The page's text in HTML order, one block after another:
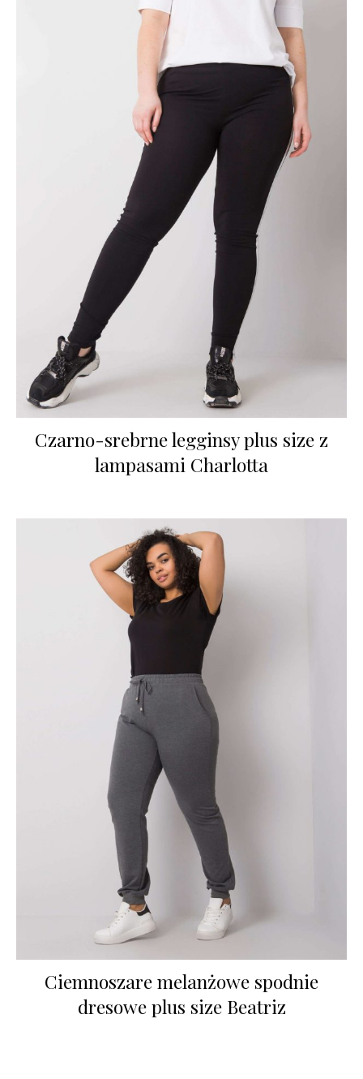
Czarno-srebrne legginsy plus size z
lampasami Charlotta
Ciemnoszare melanżowe spodnie
dresowe plus size Beatriz